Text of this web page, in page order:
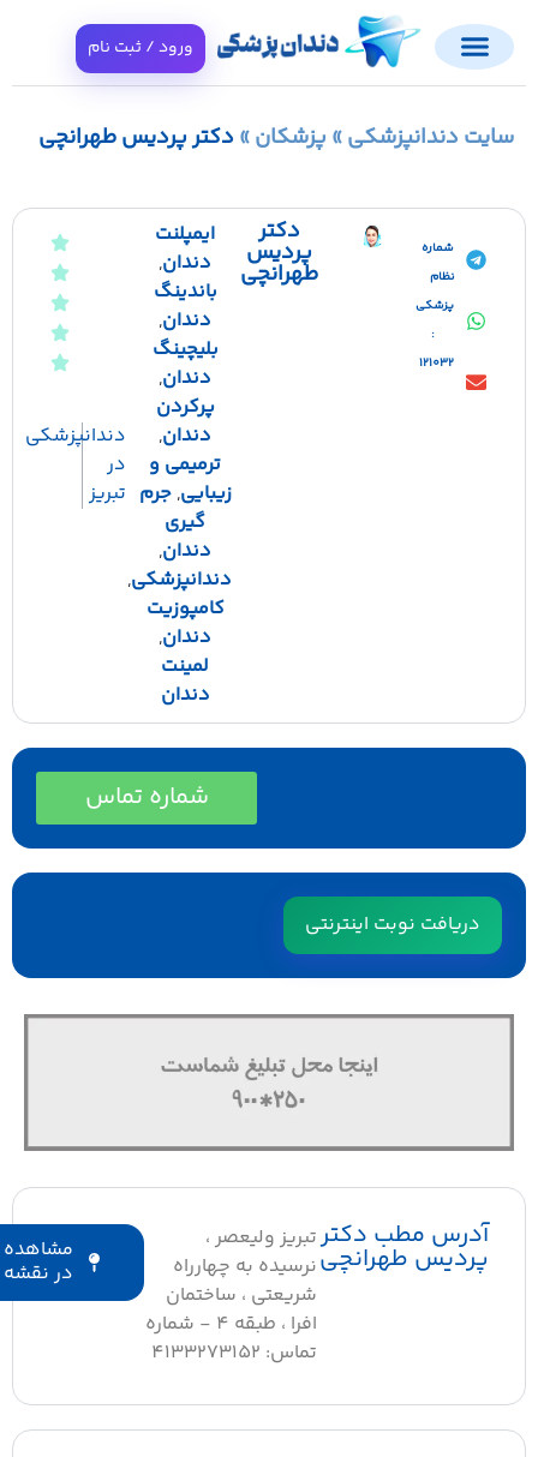
ورود / ثبت نام
دندانپزشکی»پزشکان»دکتر پردیس طهرانچی
شماره
پزشکی
121032
دکتر
پردیس
طهرانچی
ایمپلنت
دندان,
باندینگ
دندان,
بلیچینگ
دندان,
پرکردن
دندان,
ترمیمی و
زیبایی,جرم
گیری
دندان,
دندانپزشکی,
کامپوزیت
دندان,
لمینت
دندان
دندانپزشکی
در
تبریز
شماره تماس
دریافت نوبت اینترنتی
آدرس مطب دکتر
پردیس طهرانچی
تبریز ولیعصر ،
نرسیده به چهارراه
شریعتی ، ساختمان
افرا ، طبقه 4 - شماره
تماس: 4133273152
مشاهده
در نقشه